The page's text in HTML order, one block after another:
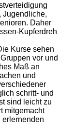
Jugendliche,
Daher
Kupferdreh
Kurse sehen
vor und
Maß an
und
schritt- und
sind leicht zu
mitgemacht
erlernenden